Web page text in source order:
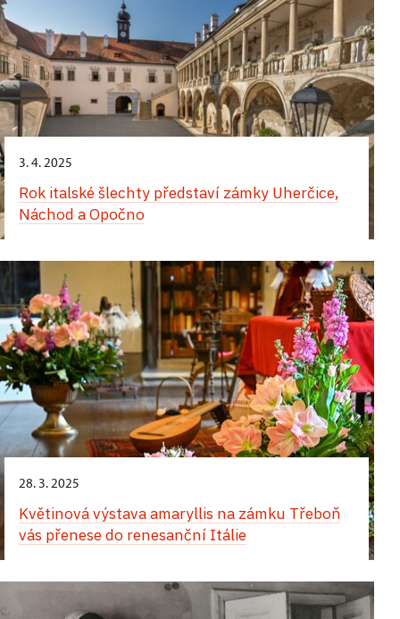
3. 4. 2025
Rok italské šlechty představí zámky Uherčice,
Náchod a Opočno
28. 3. 2025
Květinová výstava amaryllis na zámku Třeboň
vás přenese do renesanční Itálie